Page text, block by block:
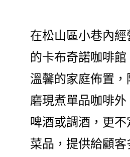
在松山區小巷內經
的卡布奇諾咖啡
溫馨的家庭佈置，
磨現煮單品咖啡外
啤酒或調酒，更不
菜品，提供給顧客